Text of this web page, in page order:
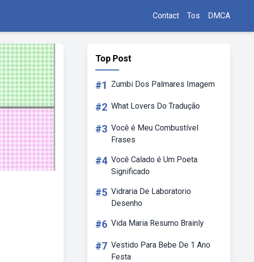
Contact Tos DMCA
Top Post
#1 Zumbi Dos Palmares Imagem
#2 What Lovers Do Tradução
#3 Você é Meu Combustível
Frases
#4 Você Calado é Um Poeta
Significado
#5 Vidraria De Laboratorio
Desenho
#6 Vida Maria Resumo Brainly
#7 Vestido Para Bebe De 1 Ano
Festa